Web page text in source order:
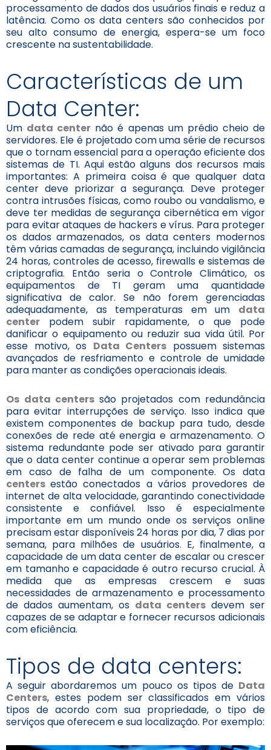
processamento de dados dos usuários finais e reduz a
latência. Como os data centers são conhecidos por
seu alto consumo de energia, espera-se um foco
crescente na sustentabilidade.
Características de um
Data Center:
Um data center não é apenas um prédio cheio de
servidores. Ele é projetado com uma série de recursos
que o tornam essencial para a operação eficiente dos
sistemas de TI. Aqui estão alguns dos recursos mais
importantes: A primeira coisa é que qualquer data
center deve priorizar a segurança. Deve proteger
contra intrusões físicas, como roubo ou vandalismo, e
deve ter medidas de segurança cibernética em vigor
para evitar ataques de hackers e vírus. Para proteger
os dados armazenados, os data centers modernos
têm várias camadas de segurança, incluindo vigilância
24 horas, controles de acesso, firewalls e sistemas de
criptografia. Então seria o Controle Climático, os
equipamentos de TI geram uma quantidade
significativa de calor. Se não forem gerenciadas
adequadamente, as temperaturas em um data
center podem subir rapidamente, o que pode
danificar o equipamento ou reduzir sua vida útil. Por
esse motivo, os Data Centers possuem sistemas
avançados de resfriamento e controle de umidade
para manter as condições operacionais ideais.
Os data centers são projetados com redundância
para evitar interrupções de serviço. Isso indica que
existem componentes de backup para tudo, desde
conexões de rede até energia e armazenamento. O
sistema redundante pode ser ativado para garantir
que o data center continue a operar sem problemas
em caso de falha de um componente. Os data
centers estão conectados a vários provedores de
internet de alta velocidade, garantindo conectividade
consistente e confiável. Isso é especialmente
importante em um mundo onde os serviços online
precisam estar disponíveis 24 horas por dia, 7 dias por
semana, para milhões de usuários. E, finalmente, a
capacidade de um data center de escalar ou crescer
em tamanho e capacidade é outro recurso crucial. À
medida que as empresas crescem e suas
necessidades de armazenamento e processamento
de dados aumentam, os data centers devem ser
capazes de se adaptar e fornecer recursos adicionais
com eficiência.
Tipos de data centers:
A seguir abordaremos um pouco os tipos de Data
Centers, estes podem ser classificados em vários
tipos de acordo com sua propriedade, o tipo de
serviços que oferecem e sua localização. Por exemplo: